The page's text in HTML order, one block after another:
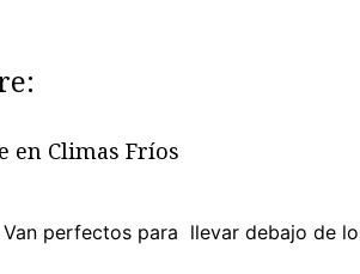
en Climas Fríos
perfectos para llevar debajo de